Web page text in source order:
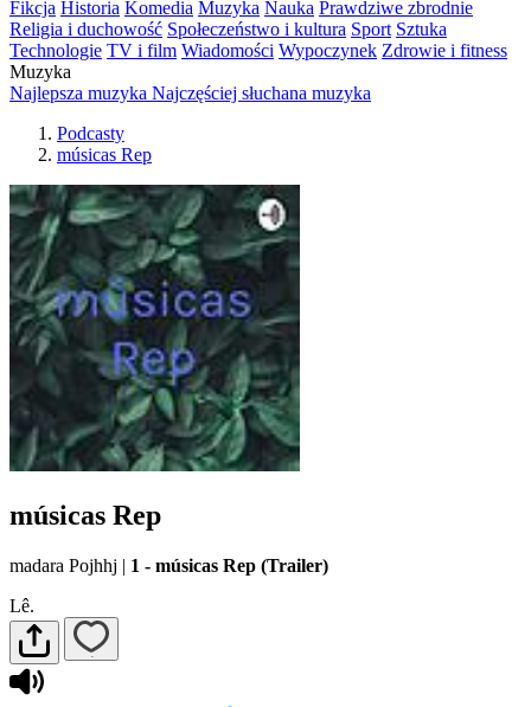
Fikcja Historia Komedia Muzyka Nauka Prawdziwe zbrodnie
Religia i duchowość Społeczeństwo i kultura Sport Sztuka
Technologie TV i film Wiadomości Wypoczynek Zdrowie i fitness
Muzyka
Najlepsza muzyka Najczęściej słuchana muzyka
Podcasty
músicas Rep
músicas Rep
madara Pojhhj | 1 - músicas Rep (Trailer)
Lê.